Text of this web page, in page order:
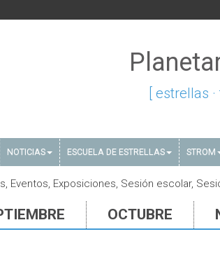
[ estrellas
NOTICIAS ESCUELA DE ESTRELLAS STROM
Eventos, Exposiciones, Sesión escolar,
OCTUBRE